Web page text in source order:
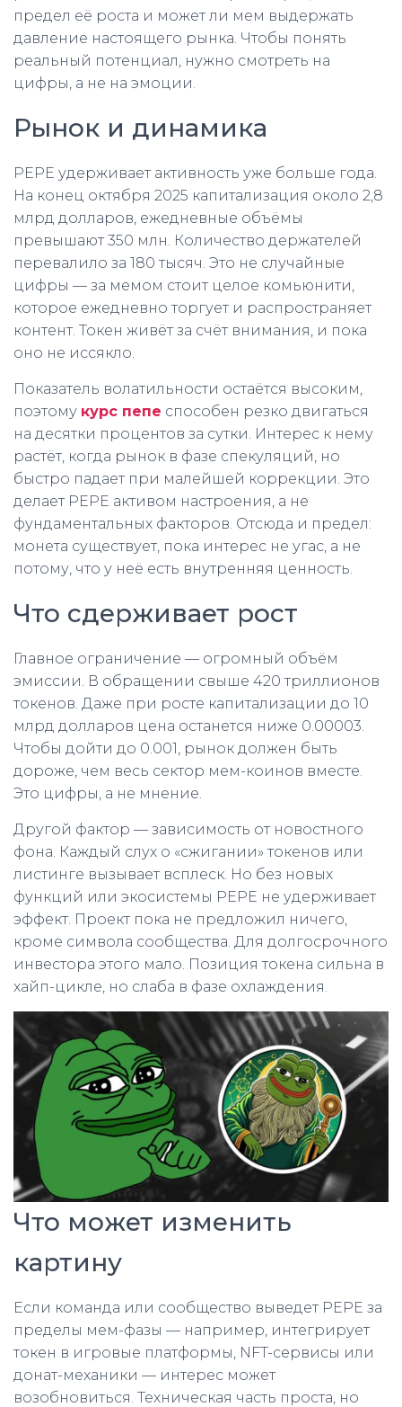
предел её роста и может ли мем выдержать
давление настоящего рынка. Чтобы понять
реальный потенциал, нужно смотреть на
цифры, а не на эмоции.
Рынок и динамика
PEPE удерживает активность уже больше года.
На конец октября 2025 капитализация около 2,8
млрд долларов, ежедневные объёмы
превышают 350 млн. Количество держателей
перевалило за 180 тысяч. Это не случайные
цифры — за мемом стоит целое комьюнити,
которое ежедневно торгует и распространяет
контент. Токен живёт за счёт внимания, и пока
оно не иссякло.
Показатель волатильности остаётся высоким,
поэтому курс пепе способен резко двигаться
на десятки процентов за сутки. Интерес к нему
растёт, когда рынок в фазе спекуляций, но
быстро падает при малейшей коррекции. Это
делает PEPE активом настроения, а не
фундаментальных факторов. Отсюда и предел:
монета существует, пока интерес не угас, а не
потому, что у неё есть внутренняя ценность.
Что сдерживает рост
Главное ограничение — огромный объём
эмиссии. В обращении свыше 420 триллионов
токенов. Даже при росте капитализации до 10
млрд долларов цена останется ниже 0.00003.
Чтобы дойти до 0.001, рынок должен быть
дороже, чем весь сектор мем-коинов вместе.
Это цифры, а не мнение.
Другой фактор — зависимость от новостного
фона. Каждый слух о «сжигании» токенов или
листинге вызывает всплеск. Но без новых
функций или экосистемы PEPE не удерживает
эффект. Проект пока не предложил ничего,
кроме символа сообщества. Для долгосрочного
инвестора этого мало. Позиция токена сильна в
хайп-цикле, но слаба в фазе охлаждения.
Что может изменить
картину
Если команда или сообщество выведет PEPE за
пределы мем-фазы — например, интегрирует
токен в игровые платформы, NFT-сервисы или
донат-механики — интерес может
возобновиться. Техническая часть проста, но